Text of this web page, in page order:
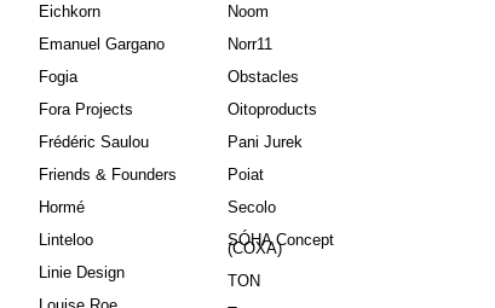
Eichkorn
Emanuel Gargano
Fogia
Fora Projects
Frédéric Saulou
Friends & Founders
Hormé
Linteloo
Linie Design
Noom
Norr11
Obstacles
Oitoproducts
Pani Jurek
Poiat
Secolo
SÓHA Concept
(COXA)
TON